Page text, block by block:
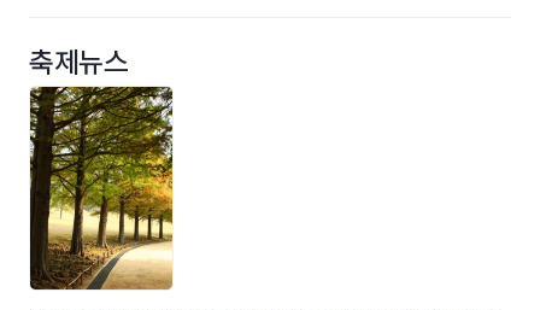
축제뉴스